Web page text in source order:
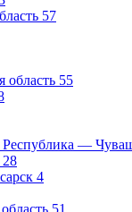
57
область 55
Республика —
28
4
51